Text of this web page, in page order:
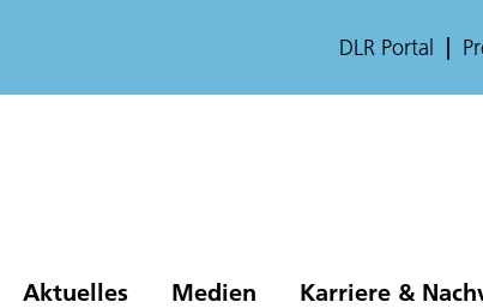
DLR Portal
Aktuelles Medien Karriere &